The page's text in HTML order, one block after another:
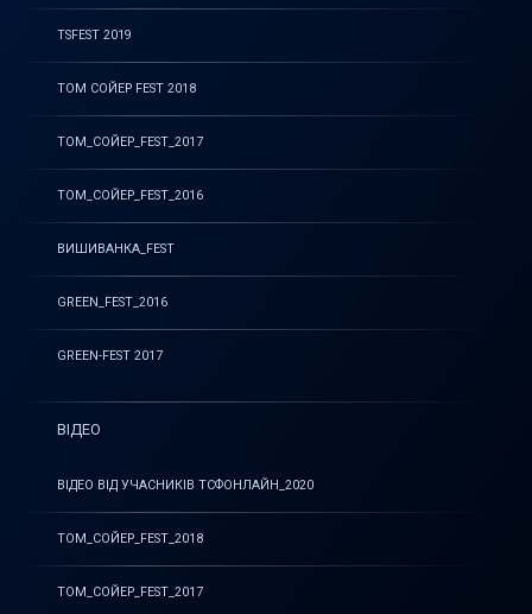
TSFEST 2019
ТОМ СОЙЕР FEST 2018
ТОМ_СОЙЕР_FEST_2017
ТОМ_СОЙЕР_FEST_2016
ВИШИВАНКА_FEST
GREEN_FEST_2016
GREEN-FEST 2017
ВІДЕО
ВІДЕО ВІД УЧАСНИКІВ ТСФОНЛАЙН_2020
ТОМ_СОЙЕР_FEST_2018
ТОМ_СОЙЕР_FEST_2017